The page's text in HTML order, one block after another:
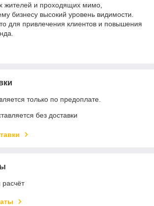
жителей и проходящих мимо,
бизнесу высокий уровень видимости.
для привлечения клиентов и повышения
только по предоплате.
без доставки